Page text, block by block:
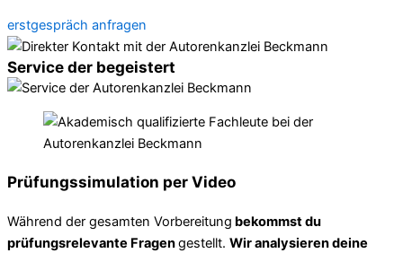
erstgespräch anfragen
Service der begeistert
Prüfungssimulation per Video
Während der gesamten Vorbereitung bekommst du
prüfungsrelevante Fragengestellt. Wir analysieren deine